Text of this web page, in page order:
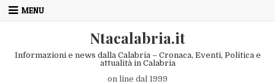
Skip to content
MENU
Ntacalabria.it
Informazioni e news dalla Calabria – Cronaca, Eventi, Politica e
attualità in Calabria
on line dal 1999